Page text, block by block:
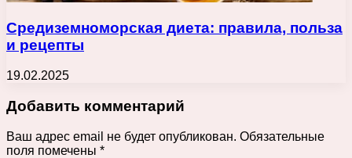
Средиземноморская диета: правила, польза
и рецепты
19.02.2025
Добавить комментарий
Ваш адрес email не будет опубликован. Обязательные
поля помечены *